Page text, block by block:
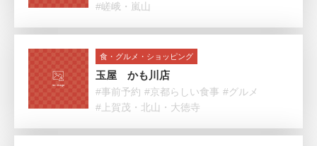
#嵯峨・嵐山
食・グルメ・ショッピング
玉屋 かも川店
#事前予約 #京都らしい食事 #グルメ
#上賀茂・北山・大徳寺